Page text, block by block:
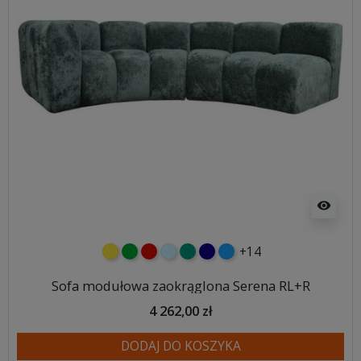
visibility
żółtyzielonyczerwony
błękitnyturkusowy
granatowy
niebieski
+14
Sofa modułowa zaokrąglona Serena RL+R
4 262,00 zł
DODAJ DO KOSZYKA